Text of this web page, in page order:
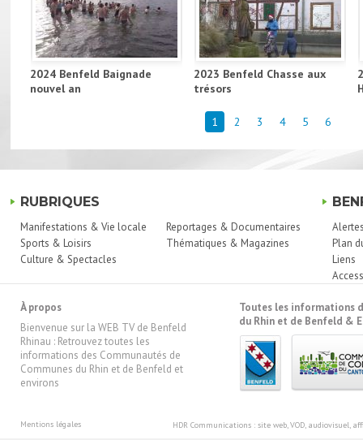
2024 Benfeld Baignade
nouvel an
2023 Benfeld Chasse aux
trésors
1 2 3 4 5 6
RUBRIQUES
Manifestations & Vie locale
Sports & Loisirs
Culture & Spectacles
Reportages & Documentaires
Thématiques & Magazines
Plan
Liens
À propos
Bienvenue sur la WEB TV de Benfeld
Rhinau : Retrouvez toutes les
informations des Communautés de
Communes du Rhin et de Benfeld et
environs
Toutes les informations
du Rhin et de Benfeld &
Mentions légales HDR Communications : site web, VOD, audiovisuel,